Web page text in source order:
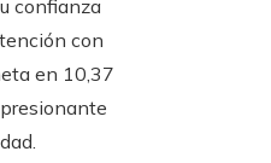
confianza
con
en 10,37